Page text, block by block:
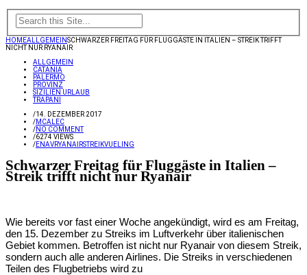
HOMEALLGEMEINSCHWARZER FREITAG FÜR FLUGGÄSTE IN ITALIEN – STREIK TRIFFT
NICHT NUR RYANAIR
ALLGEMEIN
CATANIA
PALERMO
PROVINZ
SIZILIEN URLAUB
TRAPANI
/14. DEZEMBER 2017
/MCALEC
/NO COMMENT
/6274 VIEWS
/ENAVRYANAIRSTREIKVUELING
Schwarzer Freitag für Fluggäste in Italien –
Streik trifft nicht nur Ryanair
Wie bereits vor fast einer Woche angekündigt, wird es am Freitag,
den 15. Dezember zu Streiks im Luftverkehr über italienischen
Gebiet kommen. Betroffen ist nicht nur Ryanair von diesem Streik,
sondern auch alle anderen Airlines. Die Streiks in verschiedenen
Teilen des Flugbetriebs wird zu